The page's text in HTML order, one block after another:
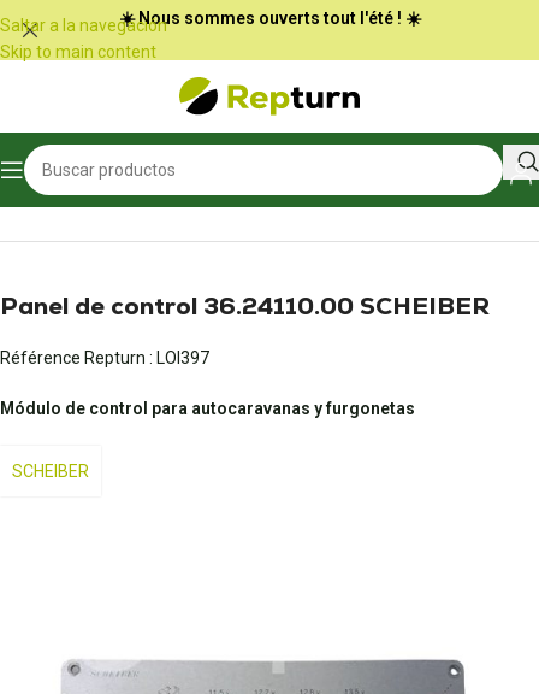
Panel de gestión de cookies
Saltar a la navegación
Skip to main content
☀️ Nous sommes ouverts tout l'été ! ☀️
Inicio/Autocaravanas y furgonetas
Panel de control 36.24110.00 SCHEIBER
Référence Repturn : LOI397
Módulo de control para autocaravanas y furgonetas
SCHEIBER